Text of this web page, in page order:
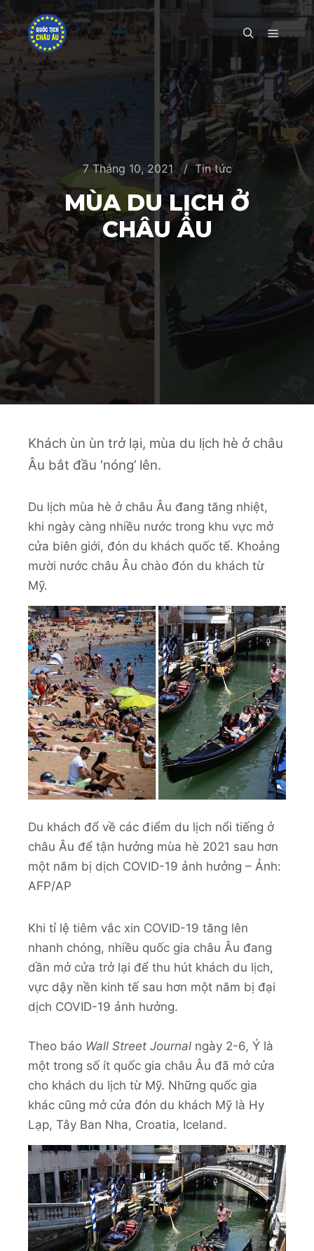
Main
7 Tháng 10, 2021 Tin tức
MÙA DU LỊCH Ở
CHÂU ÂU
Khách ùn ùn trở lại, mùa du lịch hè ở châu
Âu bắt đầu ‘nóng’ lên.
Du lịch mùa hè ở châu Âu đang tăng nhiệt,
khi ngày càng nhiều nước trong khu vực mở
cửa biên giới, đón du khách quốc tế. Khoảng
mười nước châu Âu chào đón du khách từ
Mỹ.
Du khách đổ về các điểm du lịch nổi tiếng ở
châu Âu để tận hưởng mùa hè 2021 sau hơn
một năm bị dịch COVID-19 ảnh hưởng – Ảnh:
AFP/AP
Khi tỉ lệ tiêm vắc xin COVID-19 tăng lên
nhanh chóng, nhiều quốc gia châu Âu đang
dần mở cửa trở lại để thu hút khách du lịch,
vực dậy nền kinh tế sau hơn một năm bị đại
dịch COVID-19 ảnh hưởng.
Theo báo Wall Street Journal ngày 2-6, Ý là
một trong số ít quốc gia châu Âu đã mở cửa
cho khách du lịch từ Mỹ. Những quốc gia
khác cũng mở cửa đón du khách Mỹ là Hy
Lạp, Tây Ban Nha, Croatia, Iceland.